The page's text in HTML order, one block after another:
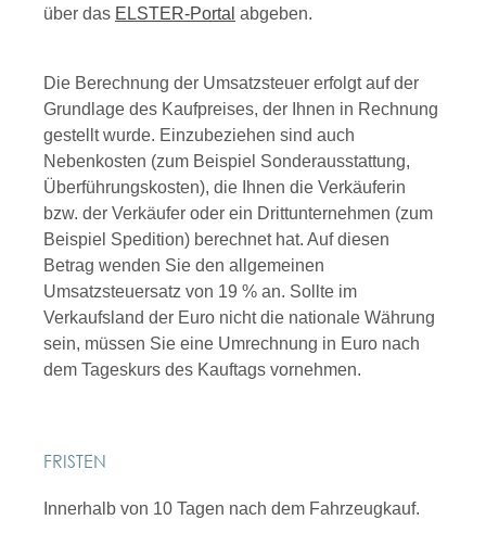
über das ELSTER-Portal abgeben.
Die Berechnung der Umsatzsteuer erfolgt auf der
Grundlage des Kaufpreises, der Ihnen in Rechnung
gestellt wurde. Einzubeziehen sind auch
Nebenkosten (zum Beispiel Sonderausstattung,
Überführungskosten), die Ihnen die Verkäuferin
bzw. der Verkäufer oder ein Drittunternehmen (zum
Beispiel Spedition) berechnet hat. Auf diesen
Betrag wenden Sie den allgemeinen
Umsatzsteuersatz von 19 % an. Sollte im
Verkaufsland der Euro nicht die nationale Währung
sein, müssen Sie eine Umrechnung in Euro nach
dem Tageskurs des Kauftags vornehmen.
FRISTEN
Innerhalb von 10 Tagen nach dem Fahrzeugkauf.